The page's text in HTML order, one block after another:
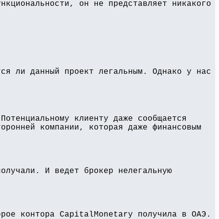
он не представляет никакого
ли данный проект легальным. Однако у нас
клиенту даже сообщается
компании, которая даже финансовым
И ведет брокер нелегальную
контора CapitalMonetary получила в ОАЭ.